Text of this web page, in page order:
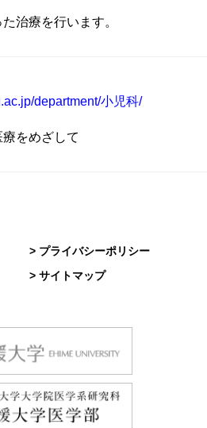
治療を行います。
department/小児科/
をめざして
> プライバシーポリシー
> サイトマップ